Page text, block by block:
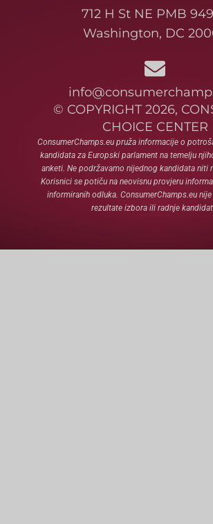
712 H St NE PMB
Washington, DC
© COPYRIGHT 2026,
CHOICE CENTER
ConsumerChamps.eu pruža informacije o
kandidata za Europski parlament na temelju
anketi. Ne podržavamo nijednog kandidata niti
Korisnici se potiču na neovisnu provjeru
informiranih odluka. ConsumerChamps.eu
rezultate izbora ili radnje